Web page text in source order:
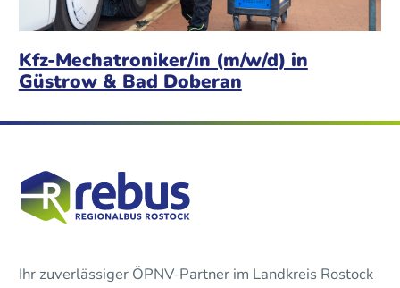
Kfz-Mechatroniker/in (m/w/d) in
Güstrow & Bad Doberan
Ihr zuverlässiger ÖPNV-Partner im Landkreis Rostock